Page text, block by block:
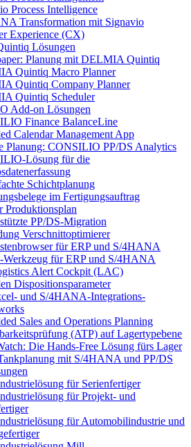
Process Intelligence
Transformation mit Signavio
Experience (CX)
Lösungen
Planung mit DELMIA Quintiq
Quintiq Macro Planner
Quintiq Company Planner
Quintiq Scheduler
Add-on Lösungen
Finance BalanceLine
Calendar Management App
Planung: CONSILIO PP/DS Analytics
Lösung für die
Schichtplanung
im Fertigungsauftrag
Produktionsplan
PP/DS-Migration
Verschnittoptimierer
für ERP und S/4HANA
für ERP und S/4HANA
Alert Cockpit (LAC)
Dispositionsparameter
und S/4HANA-Integrations-
Sales and Operations Planning
(ATP) auf Lagertypebene
Die Hands-Free Lösung fürs Lager
mit S/4HANA und PP/DS
für Serienfertiger
für Projekt- und
für Automobilindustrie und